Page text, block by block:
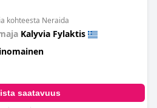
kohteesta Neraida
Kalyvia Fylaktis
saatavuus